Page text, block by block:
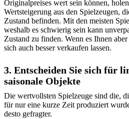
Originalpreises wert sein können,
Wertsteigerung aus den Spielzeugen,
Zustand befinden. Mit den meisten
weshalb es schwierig sein kann
Zustand zu finden. Wenn es Ihnen
sich auch besser verkaufen lassen.
3. Entscheiden Sie sich für
saisonale Objekte
Die wertvollsten Spielzeuge sind die,
für nur eine kurze Zeit produziert
desto gefragter.